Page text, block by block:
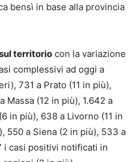
bensì in base alla provincia
territorio con la variazione
complessivi ad oggi a
731 a Prato (11 in più),
Massa (12 in più), 1.642 a
in più), 638 a Livorno (11 in
550 a Siena (2 in più), 533 a
i casi positivi notificati in